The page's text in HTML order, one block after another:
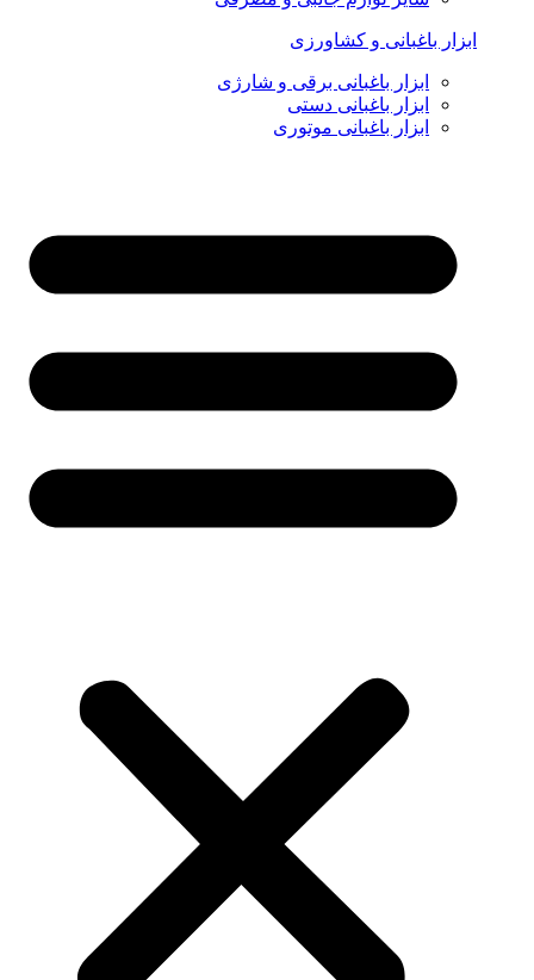
ابزار باغبانی و کشاورزی
ابزار باغبانی برقی و شارژی
ابزار باغبانی دستی
ابزار باغبانی موتوری